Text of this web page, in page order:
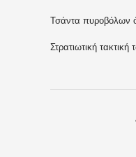
κυνηγιού
Τσάντα πυροβόλων
σειράς
Στρατιωτική τακτική